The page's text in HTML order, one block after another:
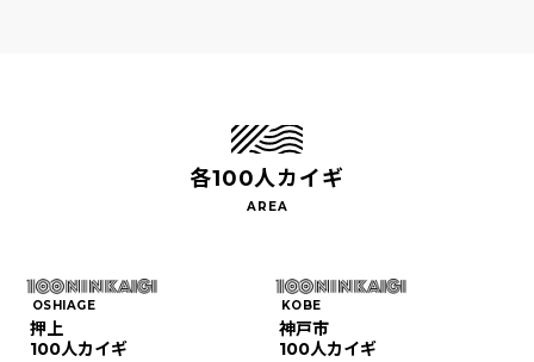
各100人カイギ
OSHIAGE
押上
100人カイギ
KOBE
神戸市
100人カイギ